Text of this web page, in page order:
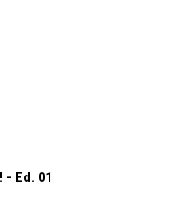
- Ed. 01